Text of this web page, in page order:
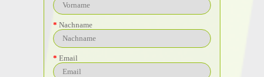
Nachname
Email